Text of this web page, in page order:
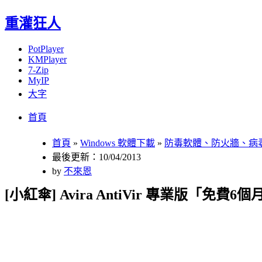
重灌狂人
PotPlayer
KMPlayer
7-Zip
MyIP
大字
首頁
首頁 » Windows 軟體下載 » 防毒軟體、防火牆、病
最後更新：10/04/2013
by 不來恩
[小紅傘] Avira AntiVir 專業版「免費6個月